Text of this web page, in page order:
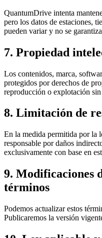
QuantumDrive intenta
pero los datos de estaciones,
pueden variar y no se
7. Propiedad
Los contenidos, marca,
protegidos por derechos de
reproducción o explotación
8. Limitación de
En la medida permitida por la
responsable por daños
exclusivamente con base en
9. Modificaciones
términos
Podemos actualizar estos
Publicaremos la versión